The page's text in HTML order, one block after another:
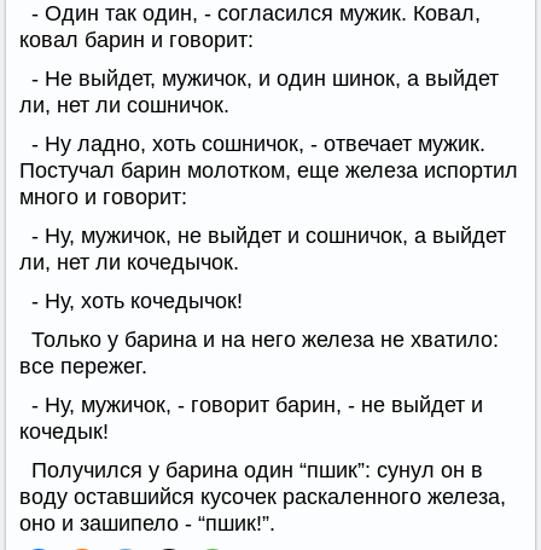
- Один так один, - согласился мужик. Ковал,
ковал барин и говорит:
- Не выйдет, мужичок, и один шинок, а выйдет
ли, нет ли сошничок.
- Ну ладно, хоть сошничок, - отвечает мужик.
Постучал барин молотком, еще железа испортил
много и говорит:
- Ну, мужичок, не выйдет и сошничок, а выйдет
ли, нет ли кочедычок.
- Ну, хоть кочедычок!
Только у барина и на него железа не хватило:
все пережег.
- Ну, мужичок, - говорит барин, - не выйдет и
кочедык!
Получился у барина один “пшик”: сунул он в
воду оставшийся кусочек раскаленного железа,
оно и зашипело - “пшик!”.